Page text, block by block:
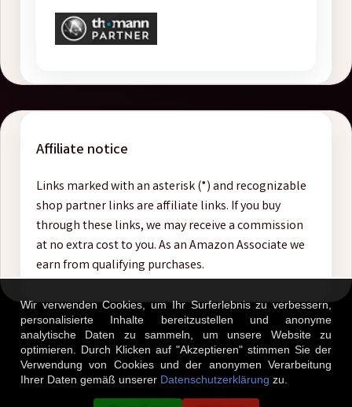
Affiliate notice
Links marked with an asterisk (*) and recognizable
shop partner links are affiliate links. If you buy
through these links, we may receive a commission
at no extra cost to you. As an Amazon Associate we
earn from qualifying purchases.
© 2026 AndiTasten.
Wir verwenden Cookies, um Ihr Surferlebnis zu verbessern,
personalisierte Inhalte bereitzustellen und anonyme
analytische Daten zu sammeln, um unsere Website zu
optimieren. Durch Klicken auf "Akzeptieren" stimmen Sie der
Verwendung von Cookies und der anonymen Verarbeitung
Ihrer Daten gemäß unserer Datenschutzerklärung zu.